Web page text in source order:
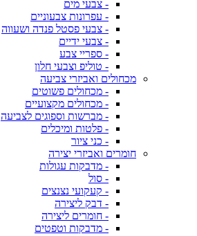
- צבעי מים
- עפרונות צבעוניים
- צבעי פסטל פנדה ושעווה
- צבעי ידיים
- ספריי צבע
- טוליפ וצבעי חלון
מכחולים ואביזרי צביעה
- מכחולים פשוטים
- מכחולים מקצועיים
- מברשות וספוגים לצביעה
- פלטות ומיכלים
- כני ציור
חומרים ואביזרי יצירה
- מדבקות עגולות
- סול
- קעקועי נצנצים
- דבק ליצירה
- חומרים ליצירה
- מדבקות וטפטים